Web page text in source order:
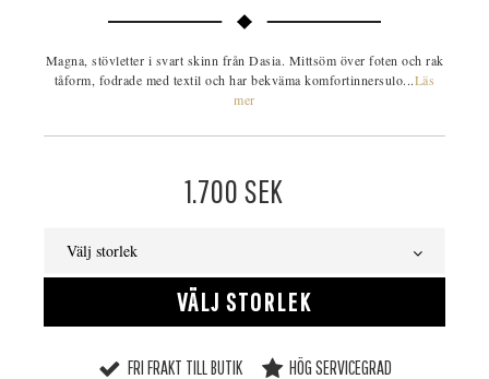
Magna, stövletter i svart skinn från Dasia. Mittsöm över foten och rak
tåform, fodrade med textil och har bekväma komfortinnersulo...Läs
mer
1.700 SEK
Välj storlek
VÄLJ STORLEK
FRI FRAKT TILL BUTIK HÖG SERVICEGRAD